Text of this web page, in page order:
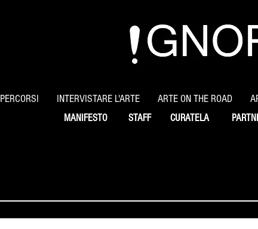
PERCORSI INTERVISTARE L'ARTE ARTE ON THE ROAD
MANIFESTO STAFF CURATELA